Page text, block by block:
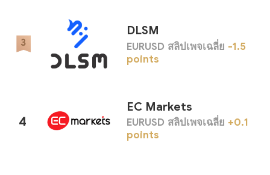
DLSM
EURUSD สลิปเพจเฉลี่ย -1.5
points
4
EC Markets
EURUSD สลิปเพจเฉลี่ย +0.1
points